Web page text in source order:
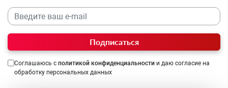
Подписаться
Соглашаюсь с политикой конфиденциальности и даю согласие на
обработку персональных данных